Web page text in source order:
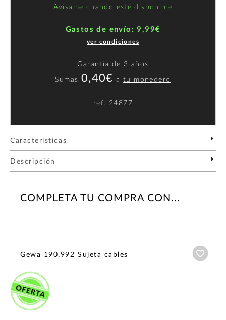
Avísame cuando esté disponible
Gastos de envío: 9,99€
ver condiciones
Garantía de 3 años
Sumas 0,40€ atu monedero
ref. 24877
Características
Descripción
COMPLETA TU COMPRA CON...
Gewa 190.992 Sujeta cables